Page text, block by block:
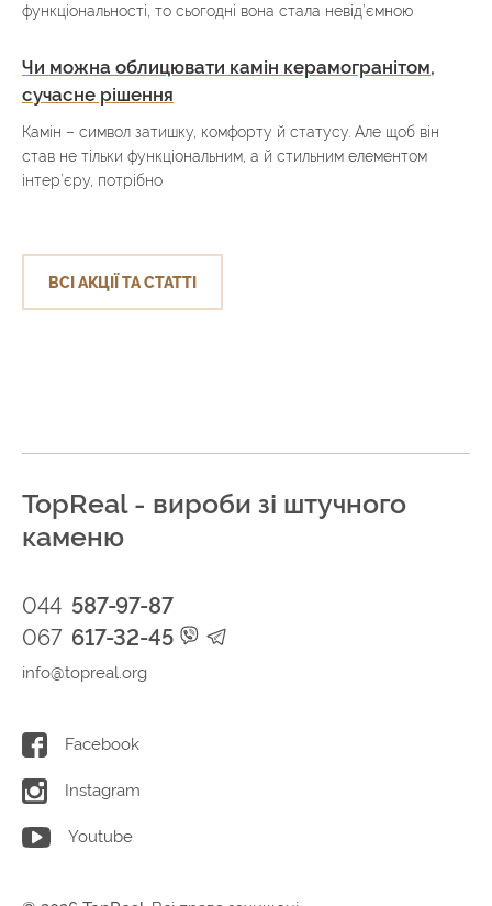
функціональності, то сьогодні вона стала невід’ємною
Чи можна облицювати камін керамогранітом,
сучасне рішення
Камін – символ затишку, комфорту й статусу. Але щоб він
став не тільки функціональним, а й стильним елементом
інтер’єру, потрібно
ВСІ АКЦІЇ ТА СТАТТІ
TopReal - вироби зі штучного
каменю
044 587-97-87
067 617-32-45
info@topreal.org
Facebook
Instagram
Youtube